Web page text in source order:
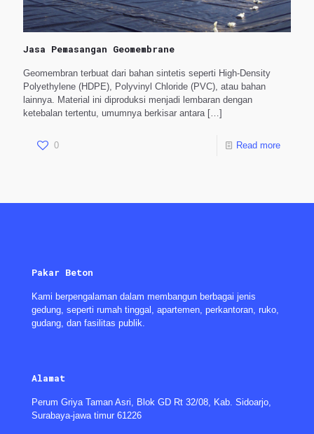
Jasa Pemasangan Geomembrane
Geomembran terbuat dari bahan sintetis seperti High-Density
Polyethylene (HDPE), Polyvinyl Chloride (PVC), atau bahan
lainnya. Material ini diproduksi menjadi lembaran dengan
ketebalan tertentu, umumnya berkisar antara[…]
0 Read more
Pakar Beton
Kami berpengalaman dalam membangun berbagai jenis
gedung, seperti rumah tinggal, apartemen, perkantoran, ruko,
gudang, dan fasilitas publik.
Alamat
Perum Griya Taman Asri, Blok GD Rt 32/08, Kab. Sidoarjo,
Surabaya-jawa timur 61226